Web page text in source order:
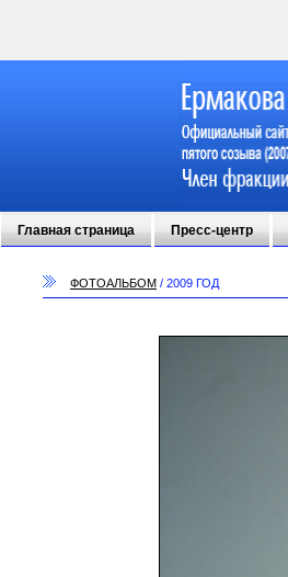
Главная страница Пресс-центр
ФОТОАЛЬБОМ / 2009 ГОД